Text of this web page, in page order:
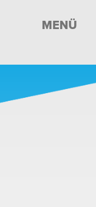
MENÜ